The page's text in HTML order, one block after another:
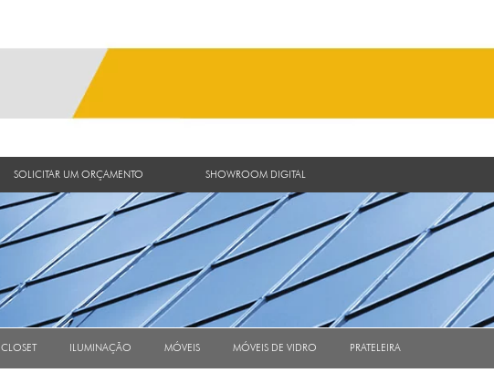
SOLICITAR UM ORÇAMENTO SHOWROOM DIGITAL
CLOSET ILUMINAÇÃO MÓVEIS MÓVEIS DE VIDRO PRATELEIRA